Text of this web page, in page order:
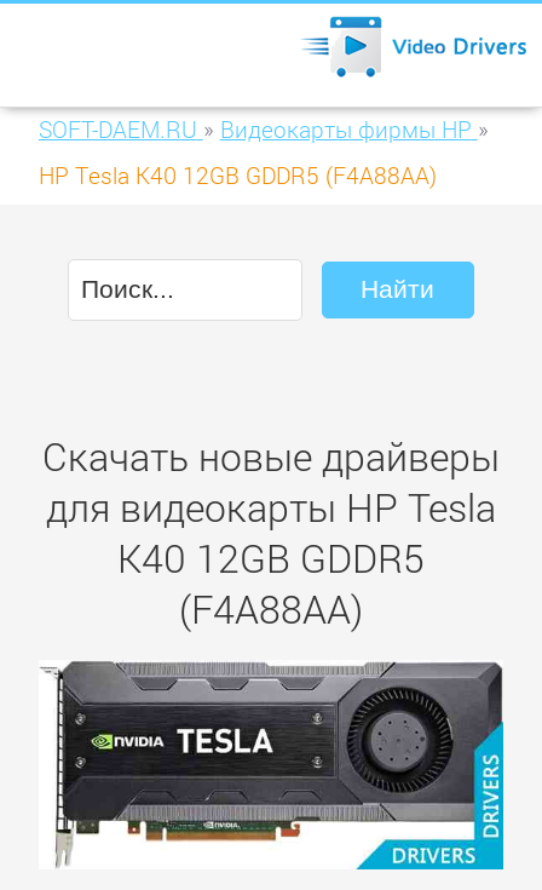
SOFT-DAEM.RU » Видеокарты фирмы HP »
HP Tesla K40 12GB GDDR5 (F4A88AA)
Скачать новые драйверы
для видеокарты HP Tesla
K40 12GB GDDR5
(F4A88AA)